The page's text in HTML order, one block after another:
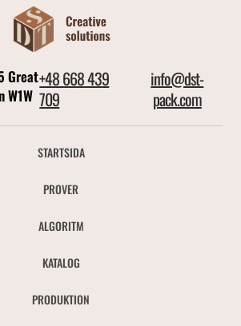
Great
W1W
+48 668 439
709
info@dst-
pack.com
STARTSIDA
PROVER
ALGORITM
KATALOG
PRODUKTION